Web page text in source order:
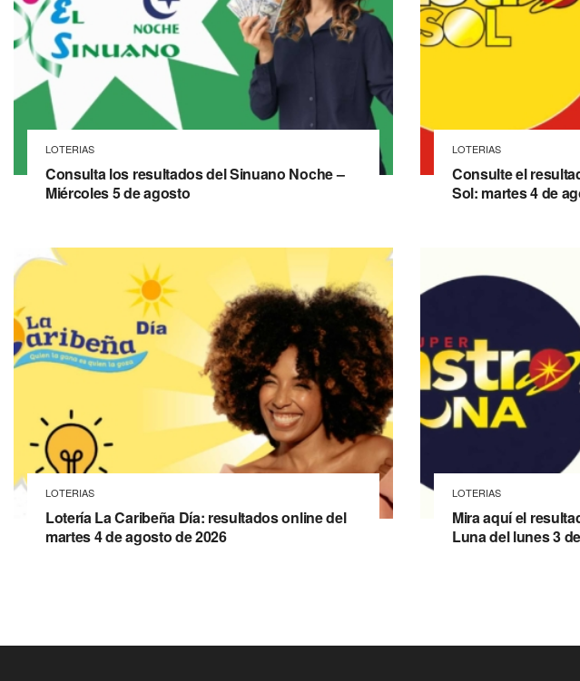
LOTERIAS
Consulta los resultados del Sinuano Noche –
Miércoles 5 de agosto
LOTERIAS
Consulte el
Sol: martes 4 de
LOTERIAS
Lotería La Caribeña Día: resultados online del
martes 4 de agosto de 2026
LOTERIAS
Mira aquí el
Luna del lunes 3